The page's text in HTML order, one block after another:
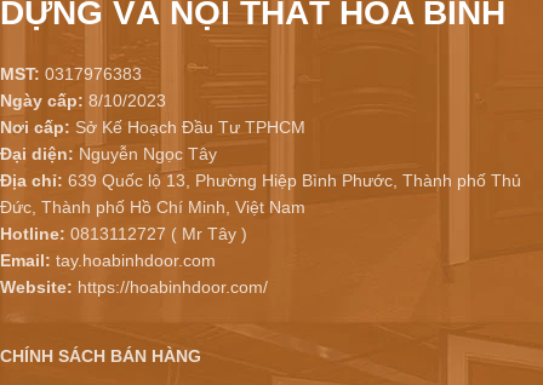
DỰNG VÀ NỘI THẤT HÒA BÌNH
MST: 0317976383
Ngày cấp: 8/10/2023
Nơi cấp: Sở Kế Hoạch Đầu Tư TPHCM
Đại diện: Nguyễn Ngọc Tây
Địa chỉ: 639 Quốc lộ 13, Phường Hiệp Bình Phước, Thành phố Thủ
Đức, Thành phố Hồ Chí Minh, Việt Nam
Hotline: 0813112727 ( Mr Tây )
Email: tay.hoabinhdoor.com
Website: https://hoabinhdoor.com/
CHÍNH SÁCH BÁN HÀNG